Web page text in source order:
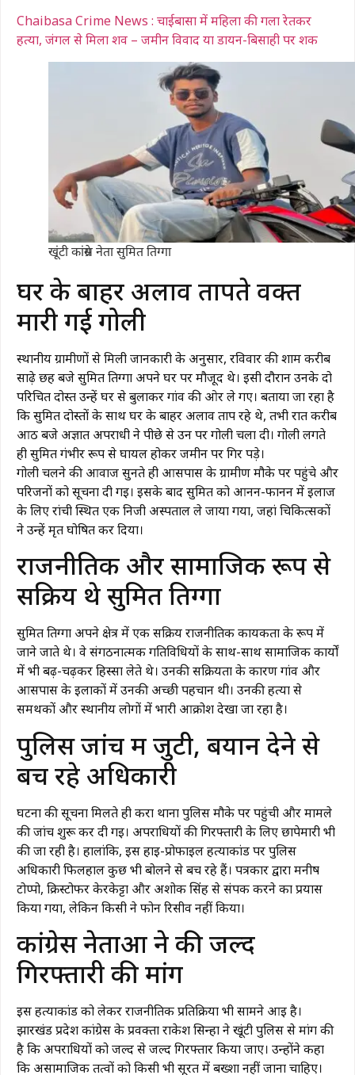
Chaibasa Crime News : चाईबासा में महिला की गला रेतकर
हत्या, जंगल से मिला शव – जमीन विवाद या डायन-बिसाही पर शक
खूंटी कांग्रेस नेता सुमित तिग्गा
घर के बाहर अलाव तापते वक्त
मारी गई गोली
स्थानीय ग्रामीणों से मिली जानकारी के अनुसार, रविवार की शाम करीब
साढ़े छह बजे सुमित तिग्गा अपने घर पर मौजूद थे। इसी दौरान उनके दो
परिचित दोस्त उन्हें घर से बुलाकर गांव की ओर ले गए। बताया जा रहा है
कि सुमित दोस्तों के साथ घर के बाहर अलाव ताप रहे थे, तभी रात करीब
आठ बजे अज्ञात अपराधी ने पीछे से उन पर गोली चला दी। गोली लगते
ही सुमित गंभीर रूप से घायल होकर जमीन पर गिर पड़े।
गोली चलने की आवाज सुनते ही आसपास के ग्रामीण मौके पर पहुंचे और
परिजनों को सूचना दी गई। इसके बाद सुमित को आनन-फानन में इलाज
के लिए रांची स्थित एक निजी अस्पताल ले जाया गया, जहां चिकित्सकों
ने उन्हें मृत घोषित कर दिया।
राजनीतिक और सामाजिक रूप से
सक्रिय थे सुमित तिग्गा
सुमित तिग्गा अपने क्षेत्र में एक सक्रिय राजनीतिक कार्यकर्ता के रूप में
जाने जाते थे। वे संगठनात्मक गतिविधियों के साथ-साथ सामाजिक कार्यों
में भी बढ़-चढ़कर हिस्सा लेते थे। उनकी सक्रियता के कारण गांव और
आसपास के इलाकों में उनकी अच्छी पहचान थी। उनकी हत्या से
समर्थकों और स्थानीय लोगों में भारी आक्रोश देखा जा रहा है।
पुलिस जांच में जुटी, बयान देने से
बच रहे अधिकारी
घटना की सूचना मिलते ही कर्रा थाना पुलिस मौके पर पहुंची और मामले
की जांच शुरू कर दी गई। अपराधियों की गिरफ्तारी के लिए छापेमारी भी
की जा रही है। हालांकि, इस हाई-प्रोफाइल हत्याकांड पर पुलिस
अधिकारी फिलहाल कुछ भी बोलने से बच रहे हैं। पत्रकार द्वारा मनीष
टोप्पो, क्रिस्टोफर केरकेट्टा और अशोक सिंह से संपर्क करने का प्रयास
किया गया, लेकिन किसी ने फोन रिसीव नहीं किया।
कांग्रेस नेताओं ने की जल्द
गिरफ्तारी की मांग
इस हत्याकांड को लेकर राजनीतिक प्रतिक्रिया भी सामने आई है।
झारखंड प्रदेश कांग्रेस के प्रवक्ता राकेश सिन्हा ने खूंटी पुलिस से मांग की
है कि अपराधियों को जल्द से जल्द गिरफ्तार किया जाए। उन्होंने कहा
कि असामाजिक तत्वों को किसी भी सूरत में बख्शा नहीं जाना चाहिए।